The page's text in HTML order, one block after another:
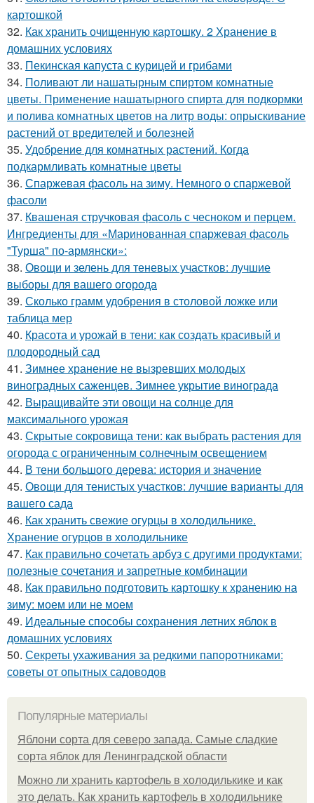
картошкой
32. Как хранить очищенную картошку. 2 Хранение в
домашних условиях
33. Пекинская капуста с курицей и грибами
34. Поливают ли нашатырным спиртом комнатные
цветы. Применение нашатырного спирта для подкормки
и полива комнатных цветов на литр воды: опрыскивание
растений от вредителей и болезней
35. Удобрение для комнатных растений. Когда
подкармливать комнатные цветы
36. Спаржевая фасоль на зиму. Немного о спаржевой
фасоли
37. Квашеная стручковая фасоль с чесноком и перцем.
Ингредиенты для «Маринованная спаржевая фасоль
"Турша" по-армянски»:
38. Овощи и зелень для теневых участков: лучшие
выборы для вашего огорода
39. Сколько грамм удобрения в столовой ложке или
таблица мер
40. Красота и урожай в тени: как создать красивый и
плодородный сад
41. Зимнее хранение не вызревших молодых
виноградных саженцев. Зимнее укрытие винограда
42. Выращивайте эти овощи на солнце для
максимального урожая
43. Скрытые сокровища тени: как выбрать растения для
огорода с ограниченным солнечным освещением
44. В тени большого дерева: история и значение
45. Овощи для тенистых участков: лучшие варианты для
вашего сада
46. Как хранить свежие огурцы в холодильнике.
Хранение огурцов в холодильнике
47. Как правильно сочетать арбуз с другими продуктами:
полезные сочетания и запретные комбинации
48. Как правильно подготовить картошку к хранению на
зиму: моем или не моем
49. Идеальные способы сохранения летних яблок в
домашних условиях
50. Секреты ухаживания за редкими папоротниками:
советы от опытных садоводов
Популярные материалы
Яблони сорта для северо запада. Самые сладкие
сорта яблок для Ленинградской области
Можно ли хранить картофель в холодилькике и как
это делать. Как хранить картофель в холодильнике